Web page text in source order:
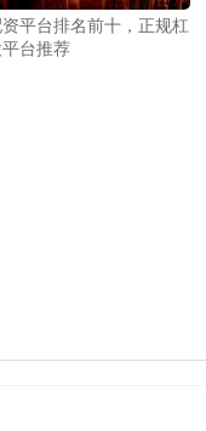
平台排名前十，正规杠
台推荐